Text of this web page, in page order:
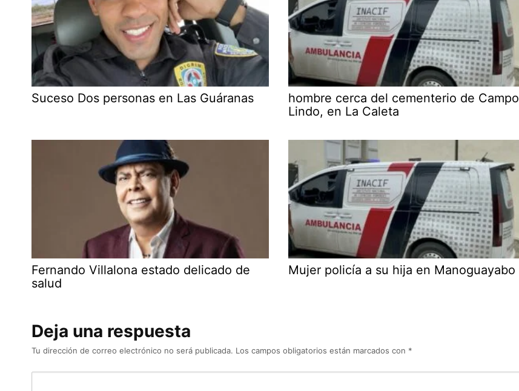
Suceso Dos personas en Las Guáranas
hombre cerca del cementerio de Campo
Lindo, en La Caleta
Fernando Villalona estado delicado de
salud
Mujer policía a su hija en Manoguayabo
Deja una respuesta
Tu dirección de correo electrónico no será publicada. Los campos obligatorios están marcados con *